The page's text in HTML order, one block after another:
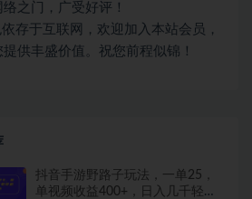
之门，广受好评！
存于互联网，欢迎加入本站会员，
供丰盛价值。祝您前程似锦！
抖音手游野路子玩法，一单25，
单视频收益400+，日入几千轻轻